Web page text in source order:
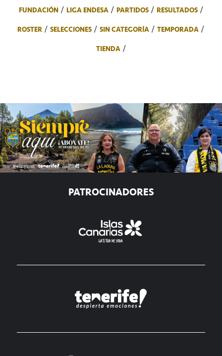
FUNDACIÓN
LIGA ENDESA PARTIDOS
RESULTADOS
ROSTER
SELECCIONES SIN CATEGORÍA
TEMPORADA
TIENDA
PATROCINADORES